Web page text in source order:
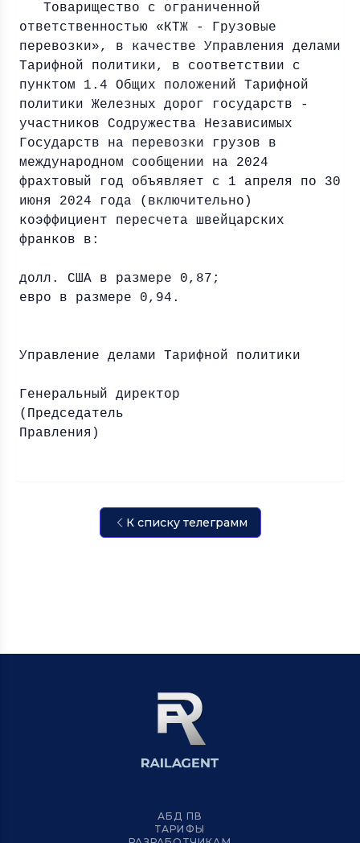
Товарищество с ограниченной
ответственностью «КТЖ - Грузовые
перевозки», в качестве Управления делами
Тарифной политики, в соответствии с
пунктом 1.4 Общих положений Тарифной
политики Железных дорог государств -
участников Содружества Независимых
Государств на перевозки грузов в
международном сообщении на 2024
фрахтовый год объявляет с 1 апреля по 30
июня 2024 года (включительно)
коэффициент пересчета швейцарских
франков в:
долл. США в размере 0,87;
евро в размере 0,94.
Управление делами Тарифной политики
Генеральный директор
(Председатель
К списку телеграмм
АБД ПВ
ТАРИФЫ